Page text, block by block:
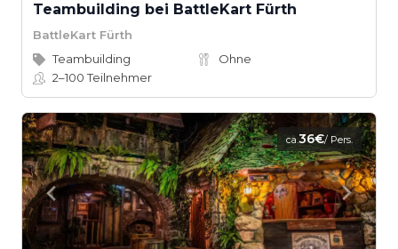
Teambuilding bei BattleKart Fürth
BattleKart Fürth
Teambuilding
Ohne
2–100Teilnehmer
ca.36€/ Pers.